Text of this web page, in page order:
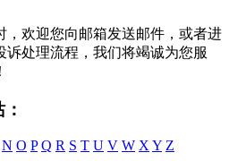
，欢迎您向邮箱发送邮件，或者进
诉处理流程，我们将竭诚为您服
N O P Q R S T U V W X Y Z